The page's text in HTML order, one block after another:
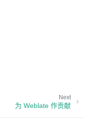
Next
为 Weblate 作贡献